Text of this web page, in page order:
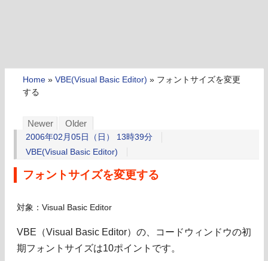
Home » VBE(Visual Basic Editor) » フォントサイズを変更
する
Newer Older
2006年02月05日（日） 13時39分
VBE(Visual Basic Editor)
フォントサイズを変更する
対象：Visual Basic Editor
VBE（Visual Basic Editor）の、コードウィンドウの初
期フォントサイズは10ポイントです。